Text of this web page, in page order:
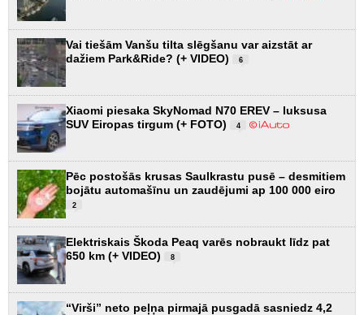
Vai tiešām Vanšu tilta slēgšanu var aizstāt ar
dažiem Park&Ride? (+ VIDEO)
6
Xiaomi piesaka SkyNomad N70 EREV – luksusa
SUV Eiropas tirgum (+ FOTO)
4
Pēc postošās krusas Saulkrastu pusē – desmitiem
bojātu automašīnu un zaudējumi ap 100 000 eiro
2
Elektriskais Škoda Peaq varēs nobraukt līdz pat
650 km (+ VIDEO)
8
“Virši” neto peļņa pirmajā pusgadā sasniedz 4,2